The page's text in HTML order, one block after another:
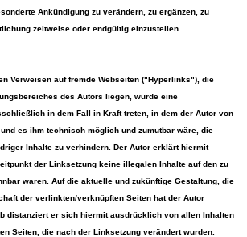
Ankündigung zu verändern, zu ergänzen, zu
zeitweise oder endgültig einzustellen.
Verweisen auf fremde Webseiten ("Hyperlinks"), die
des Autors liegen, würde eine
in dem Fall in Kraft treten, in dem der Autor von
es ihm technisch möglich und zumutbar wäre, die
Inhalte zu verhindern. Der Autor erklärt hiermit
der Linksetzung keine illegalen Inhalte auf den zu
waren. Auf die aktuelle und zukünftige Gestaltung, die
der verlinkten/verknüpften Seiten hat der Autor
distanziert er sich hiermit ausdrücklich von allen Inhalten
Seiten, die nach der Linksetzung verändert wurden.